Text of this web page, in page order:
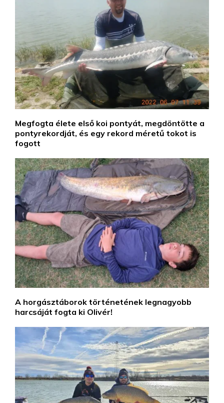
Megfogta élete első koi pontyát, megdöntötte a
pontyrekordját, és egy rekord méretű tokot is
fogott
A horgásztáborok történetének legnagyobb
harcsáját fogta ki Olivér!